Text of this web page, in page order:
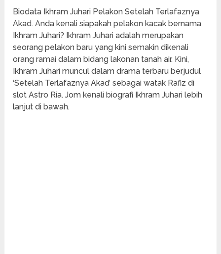
Biodata Ikhram Juhari Pelakon Setelah Terlafaznya
Akad. Anda kenali siapakah pelakon kacak bernama
Ikhram Juhari? Ikhram Juhari adalah merupakan
seorang pelakon baru yang kini semakin dikenali
orang ramai dalam bidang lakonan tanah air. Kini,
Ikhram Juhari muncul dalam drama terbaru berjudul
‘Setelah Terlafaznya Akad’ sebagai watak Rafiz di
slot Astro Ria. Jom kenali biografi Ikhram Juhari lebih
lanjut di bawah.